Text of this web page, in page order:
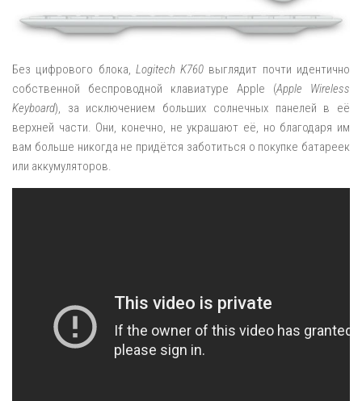
Без цифрового блока, Logitech K760 выглядит почти идентично
собственной беспроводной клавиатуре Apple (Apple Wireless
Keyboard), за исключением больших солнечных панелей в её
верхней части. Они, конечно, не украшают её, но благодаря им
вам больше никогда не придётся заботиться о покупке батареек
или аккумуляторов.